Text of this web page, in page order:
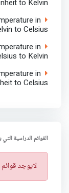
to Kelvin
in
to Celsius
in
to Kelvin
in
to Celsius
القوائم الدراسية
ت
ن
لايوجد قوائم